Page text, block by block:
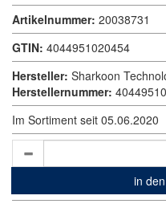
Artikelnummer: 20038731
GTIN: 4044951020454
Hersteller: Sharkoon
Herstellernummer:
Im Sortiment seit 05.06.2020
in